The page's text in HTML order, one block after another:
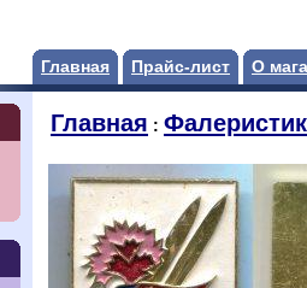
Главная Прайс-лист О
Главная :